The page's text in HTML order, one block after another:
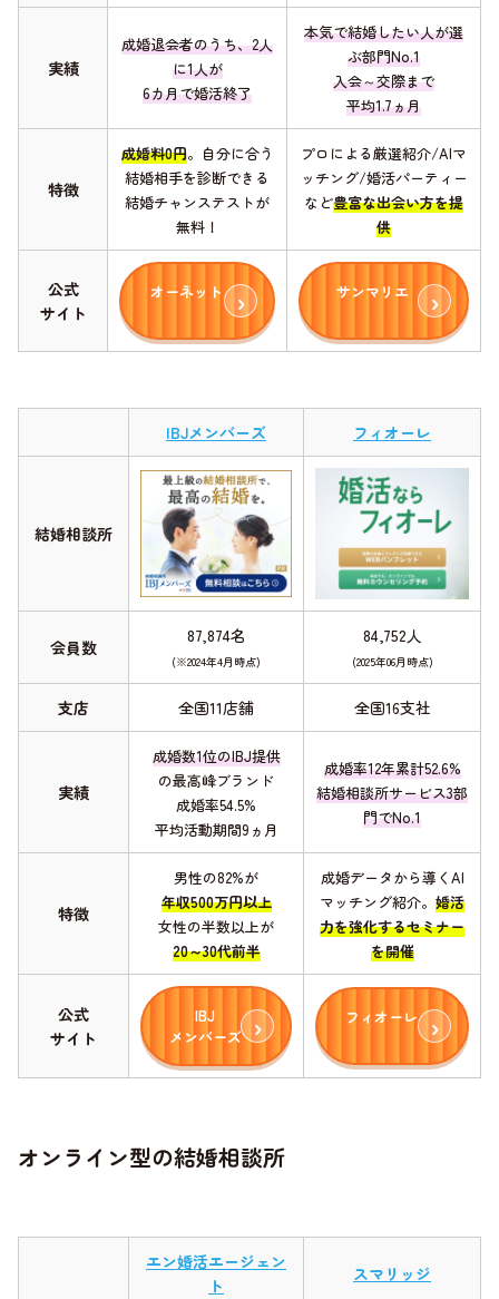
実績
成婚退会者のうち、2人
に1人が
6カ月で婚活終了
本気で結婚したい人が選
ぶ部門No.1
入会～交際まで
平均1.7ヵ月
特徴
成婚料0円。自分に合う
結婚相手を診断できる
結婚チャンステストが
無料！
プロによる厳選紹介/AIマ
ッチング/婚活パーティー
など豊富な出会い方を提
供
公式
サイト
オーネット サンマリエ
IBJメンバーズ フィオーレ
結婚相談所
会員数
87,874名
(※2024年4月時点)
84,752人
(2025年06月時点)
支店 全国11店舗 全国16支社
実績
成婚数1位のIBJ提供
の最高峰ブランド
成婚率54.5%
平均活動期間9ヵ月
成婚率12年累計52.6%
結婚相談所サービス3部
門でNo.1
特徴
男性の82%が
年収500万円以上
女性の半数以上が
20～30代前半
成婚データから導くAI
マッチング紹介。 婚活
力を強化するセミナー
を開催
公式
サイト
IBJ
メンバーズ
フィオーレ
オンライン型の結婚相談所
エン婚活エージェン
ト
スマリッジ